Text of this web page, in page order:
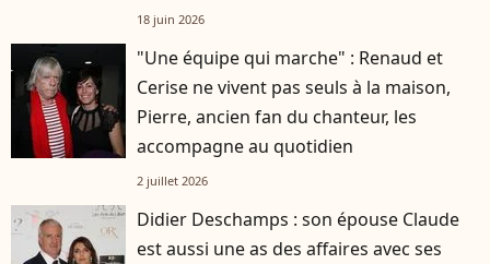
française
18 juin 2026
"Une équipe qui marche" : Renaud et
Cerise ne vivent pas seuls à la maison,
Pierre, ancien fan du chanteur, les
accompagne au quotidien
2 juillet 2026
Didier Deschamps : son épouse Claude
est aussi une as des affaires avec ses